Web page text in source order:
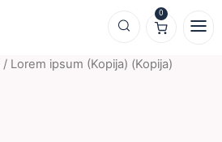
0
/ Lorem ipsum (Kopija) (Kopija)